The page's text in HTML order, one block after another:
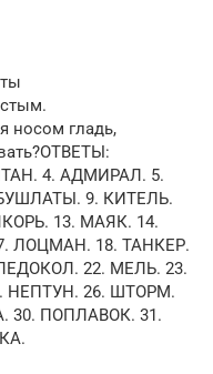
носом гладь,
4. АДМИРАЛ. 5.
9. КИТЕЛЬ.
13. МАЯК. 14.
ЛОЦМАН. 18. ТАНКЕР.
22. МЕЛЬ. 23.
НЕПТУН. 26. ШТОРМ.
30. ПОПЛАВОК. 31.